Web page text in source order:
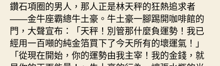
鑽石項圈的男人，那人正是林天秤的狂熱追求者
——金牛座霸總牛土豪。牛土豪一腳踢開咖啡館的
門，大聲宣布：「天秤！別管那什麼負運勢！我已
經用一百噸的純金箔買下了今天所有的壞運氣！」
「從現在開始，你的運勢由我主宰！我的金錢，就